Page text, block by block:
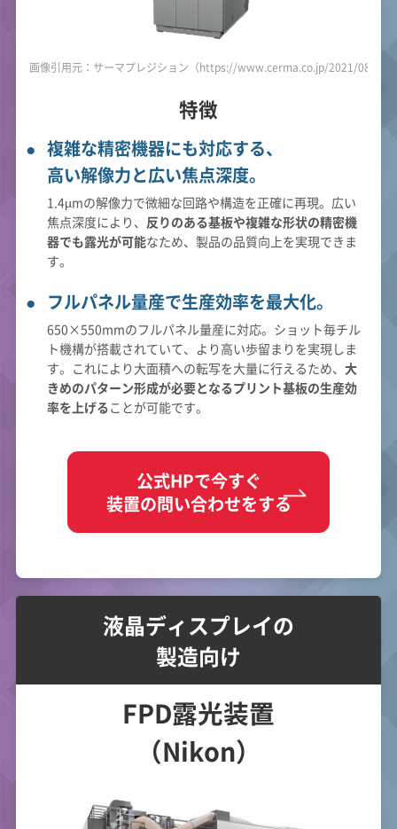
画像引用元：サーマプレジション（https://www.cerma.co.jp/2021/08/20/
特徴
複雑な精密機器にも対応する、
高い解像力と広い焦点深度。
1.4µmの解像力で微細な回路や構造を正確に再現。広い
焦点深度により、 反りのある基板や複雑な形状の精密機
器でも露光が可能なため、製品の品質向上を実現できま
す。
フルパネル量産で生産効率を最大化。
650×550mmのフルパネル量産に対応。ショット毎チル
ト機構が搭載されていて、より高い歩留まりを実現しま
す。これにより大面積への転写を大量に行えるため、 大
きめのパターン形成が必要となるプリント基板の生産効
率を上げることが可能です。
公式HPで今すぐ
装置の問い合わせをする
液晶ディスプレイの
製造向け
FPD露光装置
（Nikon）